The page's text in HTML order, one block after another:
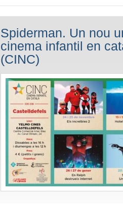
Spiderman. Un nou
cinema infantil en
(CINC)